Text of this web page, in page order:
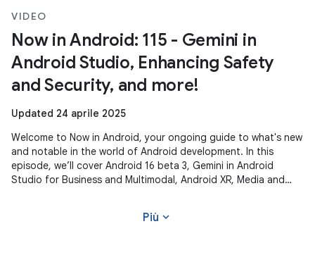
VIDEO
Now in Android: 115 - Gemini in
Android Studio, Enhancing Safety
and Security, and more!
Updated 24 aprile 2025
Welcome to Now in Android, your ongoing guide to what's new
and notable in the world of Android development. In this
episode, we’ll cover Android 16 beta 3, Gemini in Android
Studio for Business and Multimodal, Android XR, Media and
Più expand_more